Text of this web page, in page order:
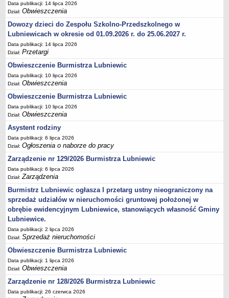
Lubniewice
MPZP_część obrębu Glisno w rejonie jeziora Lubniewsko
MPZP_część obrębu Glisno
WNIOSKI DO POBRANIA
Referat księgowości i podatków
Referat organizacyjny
Referat inwestycji i nieruchomości
Gminna ewidencja kąpielisk
Gminna ewidencja MOWDK
Konsultacje społeczne
Rejestr informacji o środowisku
Informacje bieżące
Uchwały związane z gospodarką odpadami
Azbest
Tekstylia
ROLNICTWO, LEŚNICTWO, ŁOWIECTWO
Rolnictwo
Leśnictwo
Łowiectwo
Powszechny spis rolny 2020
GMINNA KOMISJA ROZWIĄZYWANIA PROBLEMÓW ALKOHOLOWYCH
Data publikacji: 14 lipca 2026
Dział:Obwieszczenia
Dowozy dzieci do Zespołu Szkolno-Przedszkolnego w
Lubniewicach w okresie od 01.09.2026 r. do 25.06.2027 r.
Data publikacji: 14 lipca 2026
Dział:Przetargi
Obwieszczenie Burmistrza Lubniewic
Data publikacji: 10 lipca 2026
Dział:Obwieszczenia
Obwieszczenie Burmistrza Lubniewic
Data publikacji: 10 lipca 2026
Dział:Obwieszczenia
Asystent rodziny
Data publikacji: 6 lipca 2026
Dział:Ogłoszenia o naborze do pracy
Zarządzenie nr 129/2026 Burmistrza Lubniewic
Data publikacji: 6 lipca 2026
Dział:Zarządzenia
Burmistrz Lubniewic ogłasza I przetarg ustny nieograniczony na
sprzedaż udziałów w nieruchomości gruntowej położonej w
obrębie ewidencyjnym Lubniewice, stanowiących własność Gminy
Lubniewice.
Data publikacji: 2 lipca 2026
Dział:Sprzedaż nieruchomości
Obwieszczenie Burmistrza Lubniewic
Data publikacji: 1 lipca 2026
Dział:Obwieszczenia
Zarządzenie nr 128/2026 Burmistrza Lubniewic
Data publikacji: 26 czerwca 2026